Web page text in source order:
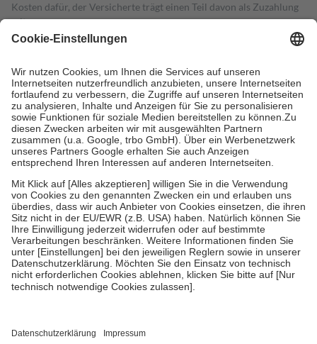
Kosten dafür, der Versicherte trägt einen Teil davon als Zuzahlung
mit.
Grundsätzlich leisten Mitglieder Zuzahlungen in Höhe von zehn
höchstens zehn Euro.
Es sind jedoch nie mehr als die tatsächlichen
Kosten der Leistung zu entrichten.
Diese Regeln gelten grundsätzlich auch für Online-Apotheken.
Bei Heilmitteln und häuslicher Krankenpflege beträgt die
Zuzahlung zehn Prozent der Kosten sowie zehn Euro je
Verordnung.
Um das Engagement der Versicherten für ihre eigene Gesundheit zu
stärken und die besondere Stellung der Familie zu unterstützen,
fallenkeine Zuzahlungenan bei:
• Kindern und Jugendlichen bis zum vollendeten 18. Lebensjahr
mit Ausnahme der Fahrkosten
• Untersuchungen zur Vorsorge und Früherkennung, die von der
GKV getragen werden
• empfohlenen Schutzimpfungen
• Harn- und Blutteststreifen
getroffen, um sicherzustellen, dass es sich um echte Bewertungen